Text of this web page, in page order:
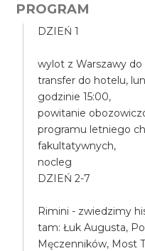
PROGRAM
DZIEŃ 1
wylot z Warszawy do
transfer do hotelu,
godzinie 15:00,
powitanie
programu letniego
fakultatywnych,
nocleg
DZIEŃ 2-7
Rimini - zwiedzimy
tam: Łuk Augusta,
Męczenników, Most